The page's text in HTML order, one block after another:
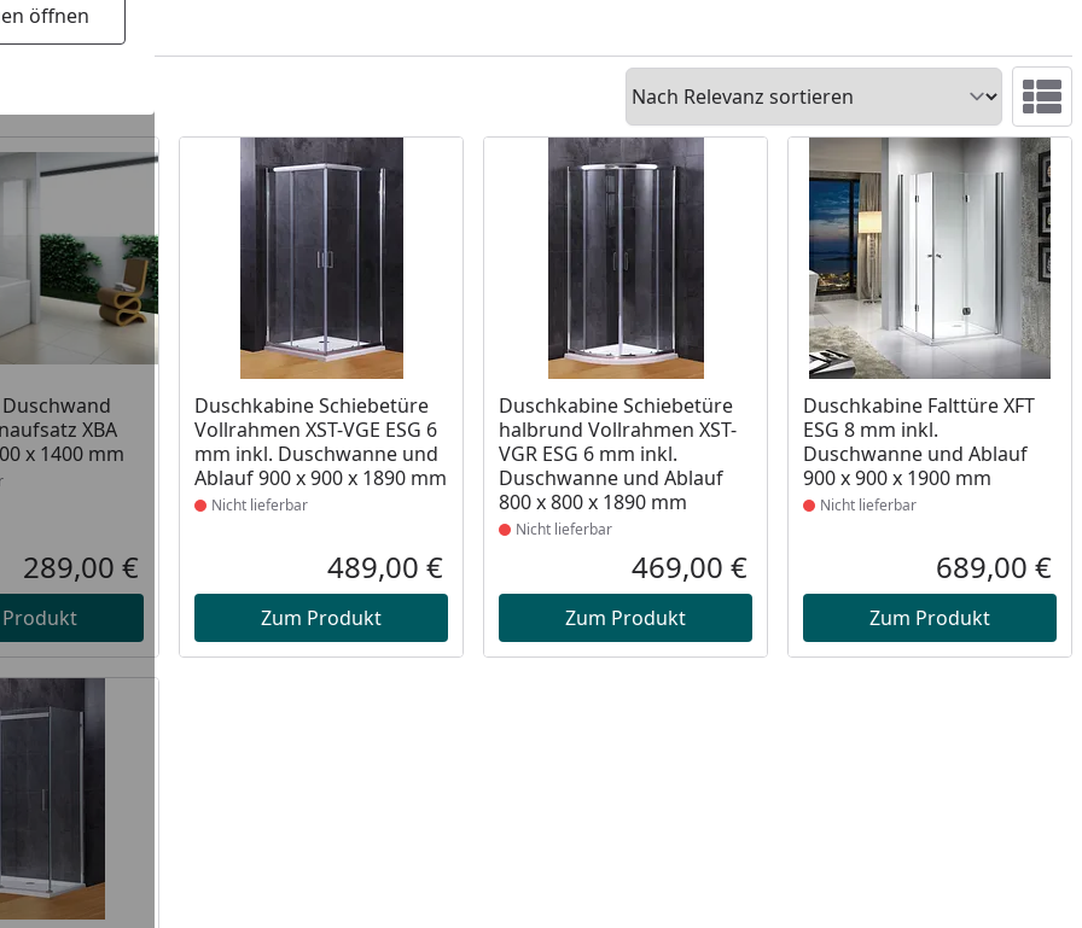
öffnen
Sortieren
XBA
x 1400 mm
lieferbar
Aktueller Preis
289,00 €
Duschkabine Schiebetüre
Vollrahmen XST-VGE ESG 6
mm inkl. Duschwanne und
Ablauf 900 x 900 x 1890 mm
Produkt nicht lieferbar
Nicht lieferbar
Aktueller Preis
489,00 €
Zum Produkt
Duschkabine Schiebetüre
halbrund Vollrahmen XST-
VGR ESG 6 mm inkl.
Duschwanne und Ablauf
800 x 800 x 1890 mm
Produkt nicht lieferbar
Nicht lieferbar
Aktueller Preis
469,00 €
Zum Produkt
Duschkabine Falttüre XFT
ESG 8 mm inkl.
Duschwanne und Ablauf
900 x 900 x 1900 mm
Produkt nicht lieferbar
Nicht lieferbar
689,00 €
Zum Produkt